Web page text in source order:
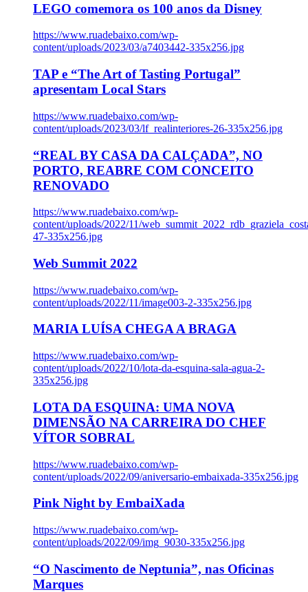
LEGO comemora os 100 anos da Disney
https://www.ruadebaixo.com/wp-
content/uploads/2023/03/a7403442-335x256.jpg
TAP e “The Art of Tasting Portugal”
apresentam Local Stars
https://www.ruadebaixo.com/wp-
content/uploads/2023/03/lf_realinteriores-26-335x256.jpg
“REAL BY CASA DA CALÇADA”, NO
PORTO, REABRE COM CONCEITO
RENOVADO
https://www.ruadebaixo.com/wp-
content/uploads/2022/11/
47-335x256.jpg
Web Summit 2022
https://www.ruadebaixo.com/wp-
content/uploads/2022/11/image003-2-335x256.jpg
MARIA LUÍSA CHEGA A BRAGA
https://www.ruadebaixo.com/wp-
content/uploads/2022/10/lota-da-esquina-sala-agua-2-
335x256.jpg
LOTA DA ESQUINA: UMA NOVA
DIMENSÃO NA CARREIRA DO CHEF
VÍTOR SOBRAL
https://www.ruadebaixo.com/wp-
content/uploads/2022/09/aniversario-embaixada-335x256.jpg
Pink Night by EmbaiXada
https://www.ruadebaixo.com/wp-
content/uploads/2022/09/img_9030-335x256.jpg
“O Nascimento de Neptunia”, nas Oficinas
Marques